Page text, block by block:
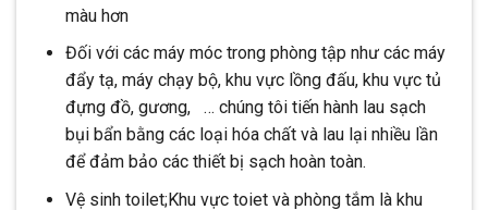
màu hơn
Đối với các máy móc trong phòng tập như các máy
đẩy tạ, máy chạy bộ, khu vực lồng đấu, khu vực tủ
đựng đồ, gương, … chúng tôi tiến hành lau sạch
bụi bẩn bằng các loại hóa chất và lau lại nhiều lần
để đảm bảo các thiết bị sạch hoàn toàn.
Vệ sinh toilet;Khu vực toiet và phòng tắm là khu